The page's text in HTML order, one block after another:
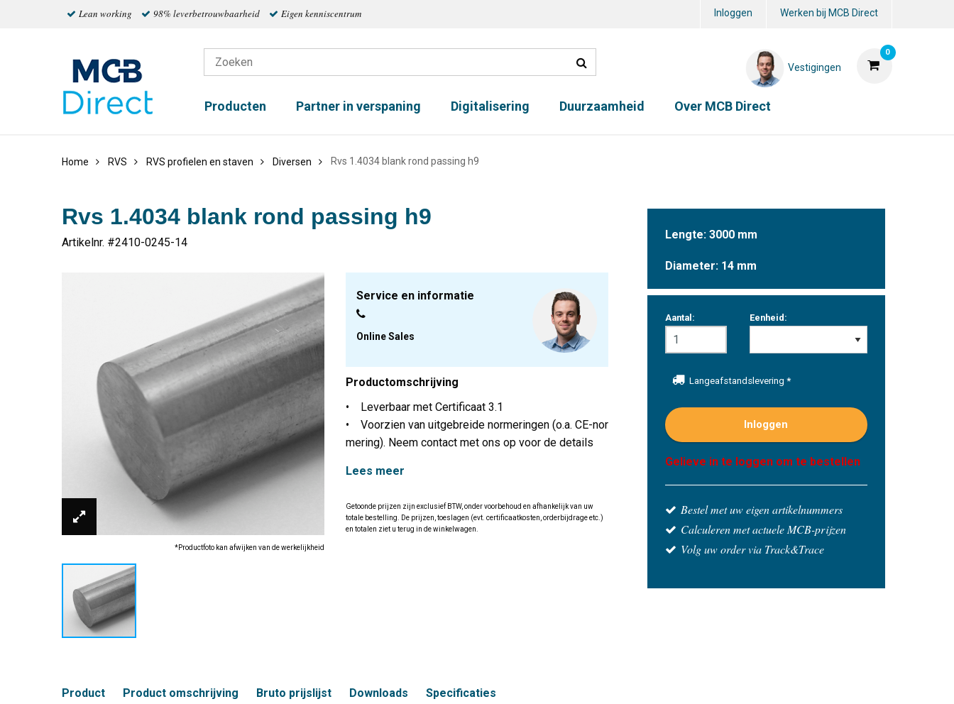
Lean working 98% leverbetrouwbaarheid Eigen kenniscentrum Inloggen Werken bij MCB Direct
0
Vestigingen
Producten Partner in verspaning Digitalisering Duurzaamheid Over MCB Direct
Home RVS RVS profielen en staven Diversen Rvs 1.4034 blank rond passing h9
Rvs 1.4034 blank rond passing h9
Artikelnr. #2410-0245-14
*Productfoto kan afwijken van de werkelijkheid
Service en informatie
Online Sales
Productomschrijving
• Leverbaar met Certificaat 3.1
• Voorzien van uitgebreide normeringen (o.a. CE-nor
mering). Neem contact met ons op voor de details
Lees meer
Getoonde prijzen zijn exclusief BTW, onder voorbehoud en afhankelijk van uw
totale bestelling. De prijzen, toeslagen (evt. certificaatkosten, orderbijdrage etc.)
en totalen ziet u terug in de winkelwagen.
Lengte: 3000 mm
Diameter: 14 mm
Aantal: Eenheid:
Langeafstandslevering*
Inloggen
Gelieve in te loggen om te bestellen
Bestel met uw eigen artikelnummers
Calculeren met actuele MCB-prijzen
Volg uw order via Track&Trace
Product Product omschrijving Bruto prijslijst Downloads Specificaties